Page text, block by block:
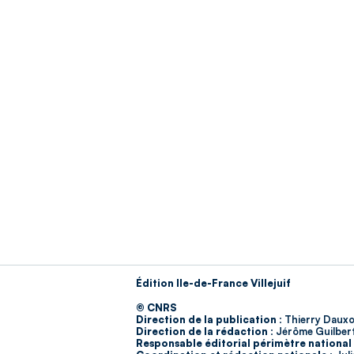
Édition Ile-de-France Villejuif
© CNRS
Direction de la publication : Thierry
Direction de la rédaction : Jérôme
Responsable éditorial périmètre national